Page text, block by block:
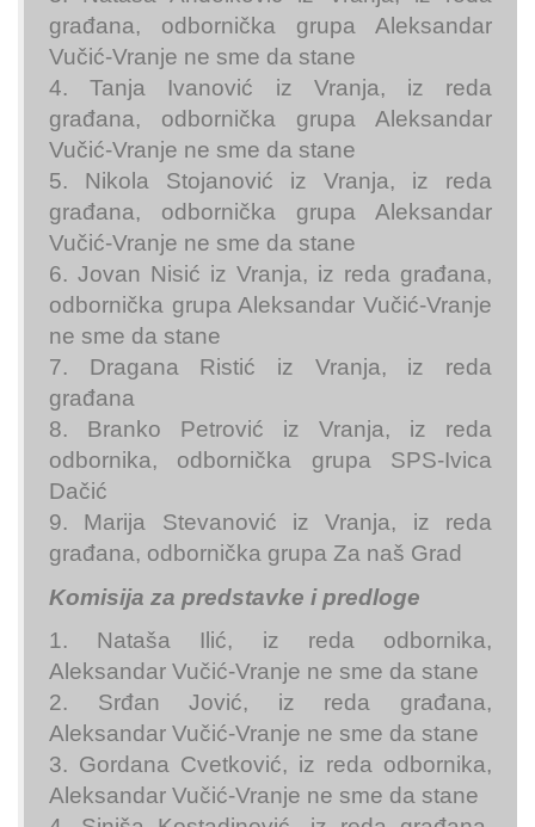
građana, odbornička grupa Aleksandar
Vučić-Vranje ne sme da stane
4. Tanja Ivanović iz Vranja, iz reda
građana, odbornička grupa Aleksandar
Vučić-Vranje ne sme da stane
5. Nikola Stojanović iz Vranja, iz reda
građana, odbornička grupa Aleksandar
Vučić-Vranje ne sme da stane
6. Jovan Nisić iz Vranja, iz reda građana,
odbornička grupa Aleksandar Vučić-Vranje
ne sme da stane
7. Dragana Ristić iz Vranja, iz reda
građana
8. Branko Petrović iz Vranja, iz reda
odbornika, odbornička grupa SPS-Ivica
Dačić
9. Marija Stevanović iz Vranja, iz reda
građana, odbornička grupa Za naš Grad
Komisija za predstavke i predloge
1. Nataša Ilić, iz reda odbornika,
Aleksandar Vučić-Vranje ne sme da stane
2. Srđan Jović, iz reda građana,
Aleksandar Vučić-Vranje ne sme da stane
3. Gordana Cvetković, iz reda odbornika,
Aleksandar Vučić-Vranje ne sme da stane